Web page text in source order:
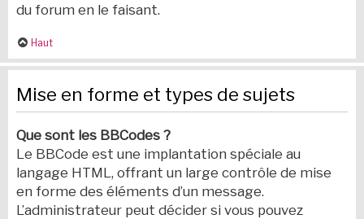
du forum en le faisant.
Haut
Mise en forme et types de sujets
Que sont les BBCodes ?
Le BBCode est une implantation spéciale au
langage HTML, offrant un large contrôle de mise
en forme des éléments d’un message.
L’administrateur peut décider si vous pouvez